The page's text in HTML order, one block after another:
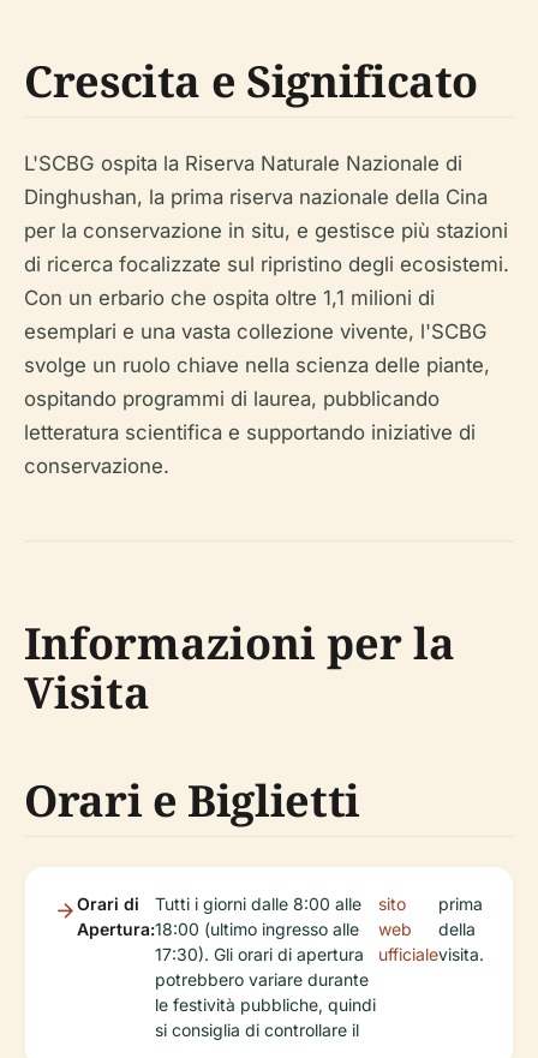
Crescita e Significato
L'SCBG ospita la Riserva Naturale Nazionale di
Dinghushan, la prima riserva nazionale della Cina
per la conservazione in situ, e gestisce più stazioni
di ricerca focalizzate sul ripristino degli ecosistemi.
Con un erbario che ospita oltre 1,1 milioni di
esemplari e una vasta collezione vivente, l'SCBG
svolge un ruolo chiave nella scienza delle piante,
ospitando programmi di laurea, pubblicando
letteratura scientifica e supportando iniziative di
conservazione.
Informazioni per la
Visita
Orari e Biglietti
Orari di
Apertura:
Tutti i giorni dalle 8:00 alle
18:00 (ultimo ingresso alle
17:30). Gli orari di apertura
potrebbero variare durante
le festività pubbliche, quindi
si consiglia di controllare il
sito
web
ufficiale
prima
della
visita.